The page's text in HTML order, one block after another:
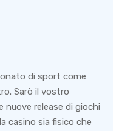
di sport come
Sarò il vostro
release di giochi
casino sia fisico che